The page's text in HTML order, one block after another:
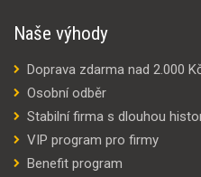
Naše výhody
Doprava zdarma nad 2.000
Osobní odběr
Stabilní firma s dlouhou
VIP program pro firmy
Benefit program